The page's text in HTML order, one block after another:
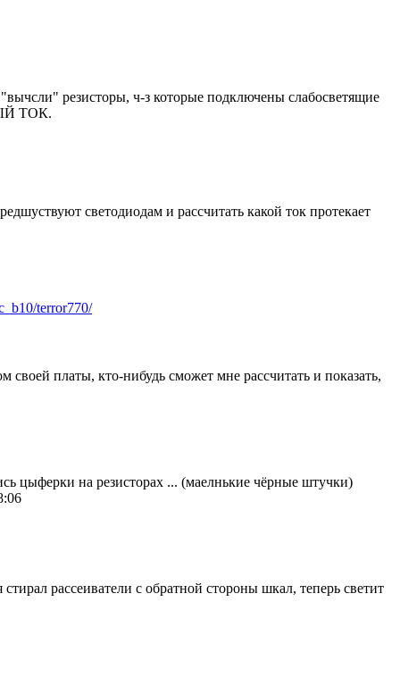
резисторы, ч-з которые подключены слабосветящие
ТОК.
светодиодам и рассчитать какой ток протекает
terror770/
платы, кто-нибудь сможет мне рассчитать и показать,
цыферки на резисторах ... (маелнькие чёрные штучки)
рассеиватели с обратной стороны шкал, теперь светит